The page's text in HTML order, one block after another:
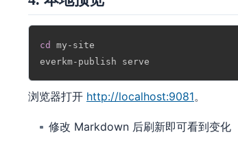
cd
my-site
浏览器打开 http://localhost:9081。
修改 Markdown 后刷新即可看到变化